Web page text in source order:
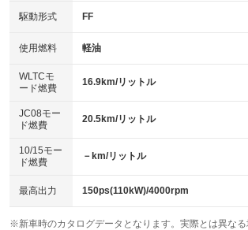
USB入力端子
：装備あり
100V電源
：装備なし
センターデフロック
：装備なし
電動格納ミラー
：装備あり
HID(キセノンライト)
：装備なし
バックカメラ
：装備あり
エアロ
：装備なし
：装備なし
パワーシート
ベンチシート
：装備なし
チップアップシート
：装備なし
：装備なし ：装備あり
駆動形式 FF
使用燃料 軽油
WLTCモ
ード燃費
16.9km/リットル
JC08モー
ド燃費
20.5km/リットル
10/15モー
ド燃費
－km/リットル
最高出力 150ps(110kW)/4000rpm
※新車時のカタログデータとなります。実際とは異な